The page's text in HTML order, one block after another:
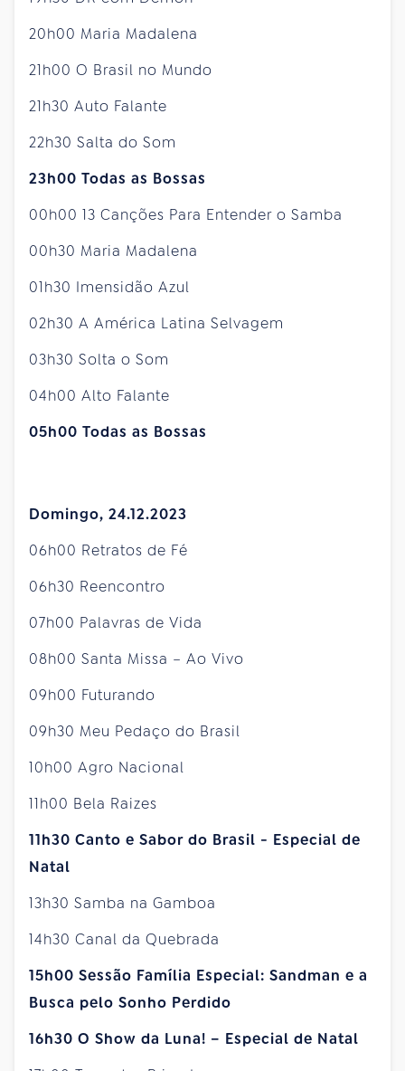
20h00 Maria Madalena
21h00 O Brasil no Mundo
21h30 Auto Falante
22h30 Salta do Som
23h00 Todas as Bossas
00h00 13 Canções Para Entender o Samba
00h30 Maria Madalena
01h30 Imensidão Azul
02h30 A América Latina Selvagem
03h30 Solta o Som
04h00 Alto Falante
05h00 Todas as Bossas
Domingo, 24.12.2023
06h00 Retratos de Fé
06h30 Reencontro
07h00 Palavras de Vida
08h00 Santa Missa – Ao Vivo
09h00 Futurando
09h30 Meu Pedaço do Brasil
10h00 Agro Nacional
11h00 Bela Raizes
11h30 Canto e Sabor do Brasil - Especial de
Natal
13h30 Samba na Gamboa
14h30 Canal da Quebrada
15h00 Sessão Família Especial: Sandman e a
Busca pelo Sonho Perdido
16h30 O Show da Luna! – Especial de Natal